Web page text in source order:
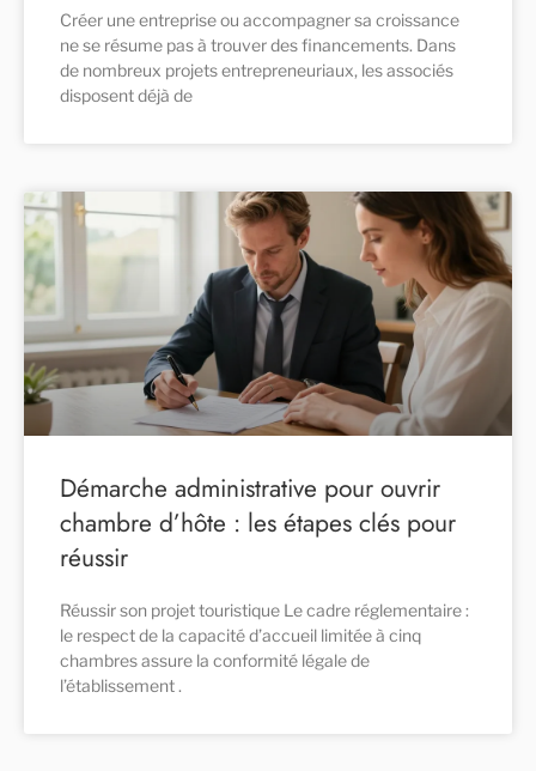
Créer une entreprise ou accompagner sa croissance
ne se résume pas à trouver des financements. Dans
de nombreux projets entrepreneuriaux, les associés
disposent déjà de
Démarche administrative pour ouvrir
chambre d’hôte : les étapes clés pour
réussir
Réussir son projet touristique Le cadre réglementaire :
le respect de la capacité d’accueil limitée à cinq
chambres assure la conformité légale de
l’établissement .